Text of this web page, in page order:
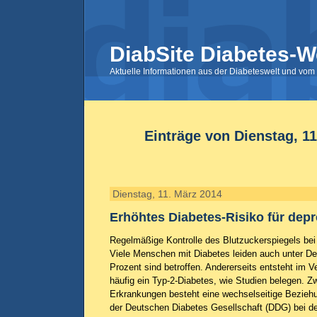
DiabSite Diabetes-
Aktuelle Informationen aus der Diabeteswelt und
Einträge von Dienstag,
Dienstag, 11. März 2014
Erhöhtes Diabetes-Risiko für
Regelmäßige Kontrolle des Blutzuckerspiegels
Viele Menschen mit Diabetes leiden auch unter
Prozent sind betroffen. Andererseits entsteht im
häufig ein Typ-2-Diabetes, wie Studien belegen.
Erkrankungen besteht eine wechselseitige
der Deutschen Diabetes Gesellschaft (DDG) bei